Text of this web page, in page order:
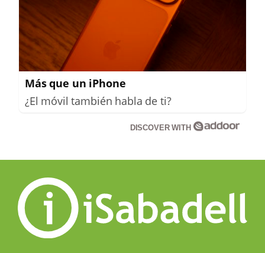
Más que un iPhone
¿El móvil también habla de ti?
DISCOVER WITH